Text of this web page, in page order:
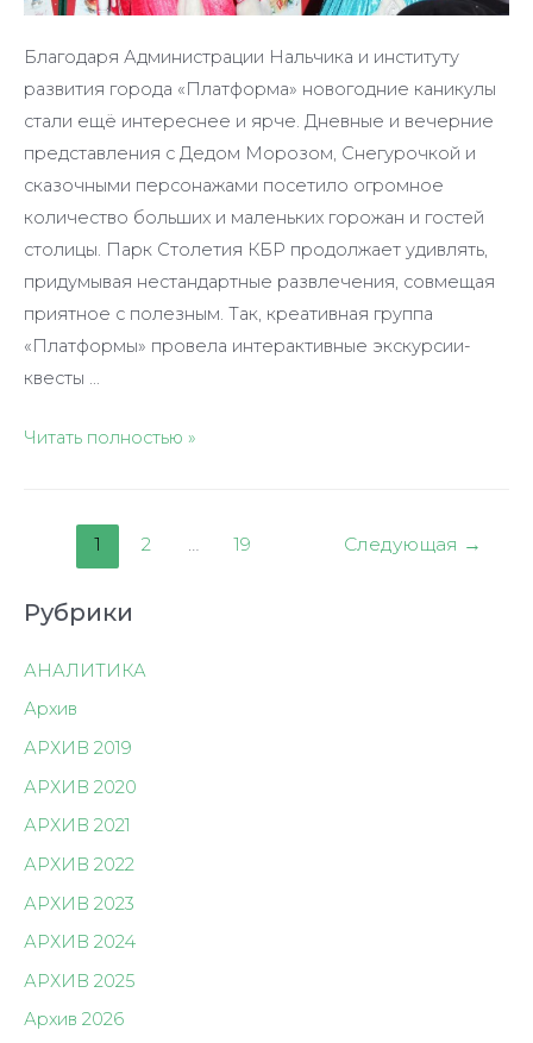
Благодаря Администрации Нальчика и институту
развития города «Платформа» новогодние каникулы
стали ещё интереснее и ярче. Дневные и вечерние
представления с Дедом Морозом, Снегурочкой и
сказочными персонажами посетило огромное
количество больших и маленьких горожан и гостей
столицы. Парк Столетия КБР продолжает удивлять,
придумывая нестандартные развлечения, совмещая
приятное с полезным. Так, креативная группа
«Платформы» провела интерактивные экскурсии-
квесты …
Читать полностью »
1 2 … 19 Следующая →
Рубрики
АНАЛИТИКА
Архив
АРХИВ 2019
АРХИВ 2020
АРХИВ 2021
АРХИВ 2022
АРХИВ 2023
АРХИВ 2024
АРХИВ 2025
Архив 2026